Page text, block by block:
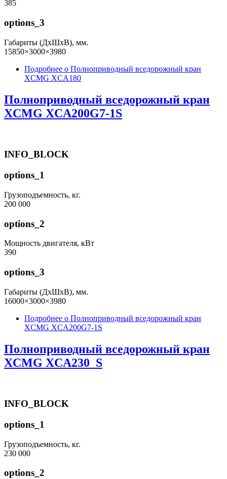
385
options_3
Габариты (ДхШхВ), мм.
15850×3000×3980
Подробнее о Полноприводный вседорожный кран
XCMG XCA180
Полноприводный вседорожный кран
XCMG XCA200G7-1S
INFO_BLOCK
options_1
Грузоподъемность, кг.
200 000
options_2
Мощность двигателя, кВт
390
options_3
Габариты (ДхШхВ), мм.
16000×3000×3980
Подробнее о Полноприводный вседорожный кран
XCMG XCA200G7-1S
Полноприводный вседорожный кран
XCMG XCA230_S
INFO_BLOCK
options_1
Грузоподъемность, кг.
230 000
options_2